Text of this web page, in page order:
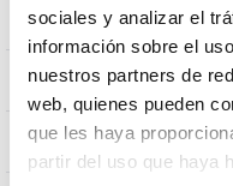
sociales y analizar el
información sobre el
nuestros partners de
web, quienes pueden
que les haya
partir del uso que haya
Temperatura de cor
CRI Índice de repr.
Angulo de abertura